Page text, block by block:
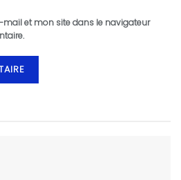
mail et mon site dans le navigateur